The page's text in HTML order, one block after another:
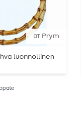
от Prym
luonnollinen